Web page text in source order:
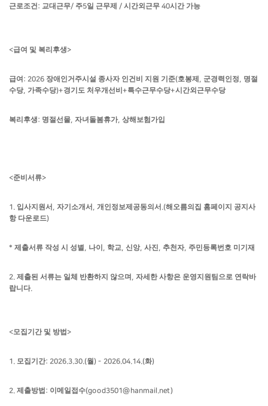
근로조건: 교대근무/ 주5일 근무제 /시간외근무40시간 가능
<급여 및 복리후생>
급여 : 2026 장애인거주시설 종사자 인건비 지원 기준(호봉제 , 군경력인정, 명절
수당, 가족수당)+경기도 처우개선비 +특수근무수당+시간외근무수당
복리후생: 명절선물,자녀돌봄휴가,상해보험가입
<준비서류>
1. 입사지원서 ,자기소개서 ,개인정보제공동의서 .(해오름의집 홈페이지 공지사
항 다운로드)
*제출서류 작성 시 성별 , 나이 , 학교,신앙,사진, 추천자, 주민등록번호 미기재
2.제출된 서류는 일체 반환하지 않으며 ,자세한 사항은 운영지원팀으로 연락바
랍니다.
<모집기간 및 방법 >
1. 모집기간: 2026.3.30.(월) - 2026.04.14.(화)
2.제출방법 : 이메일접수(good3501@hanmail.net)